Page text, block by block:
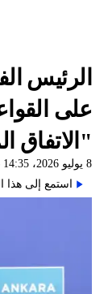
الرئيس
على
"الاتفاق
8 يوليو 2026، 14:35 غرينتش+1
استمع إلى هذا